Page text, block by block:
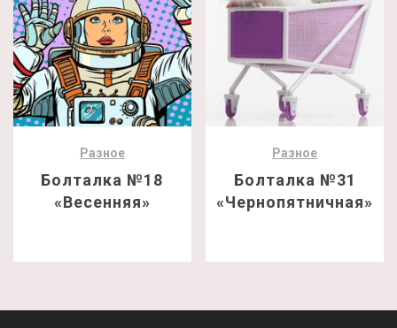
Разное
Болталка №18
«Весенняя»
Разное
Болталка №31
«Чернопятничная»